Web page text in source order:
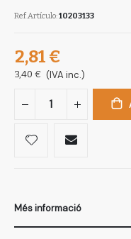
Ref.Artículo 10203133
2,81 €
3,40 € (IVA inc.)
Més informació